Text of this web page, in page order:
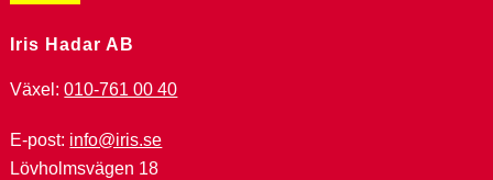
Iris Hadar AB
Växel:010-761 00 40
E-post: info@iris.se
Lövholmsvägen 18